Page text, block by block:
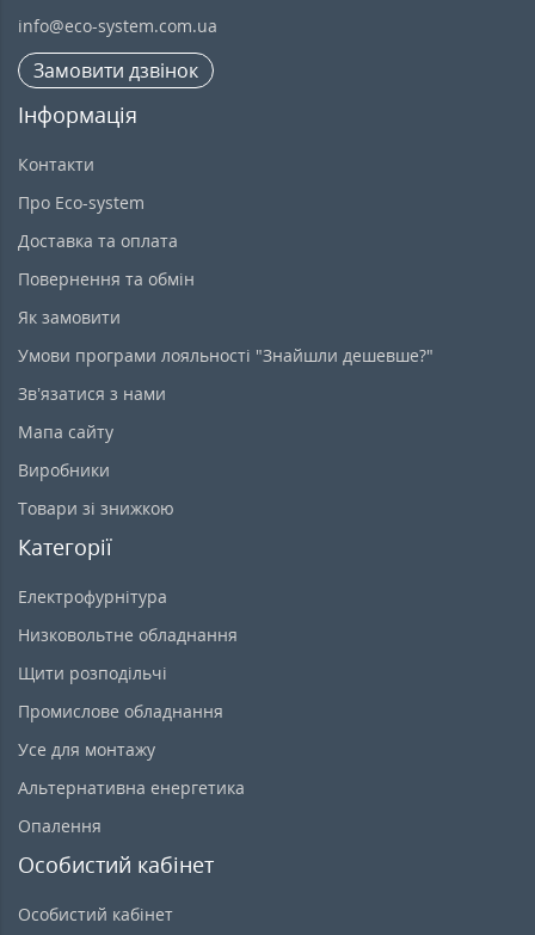
info@eco-system.com.ua
Замовити дзвінок
Інформація
Контакти
Про Eco-system
Доставка та оплата
Повернення та обмін
Як замовити
Умови програми лояльності "Знайшли дешевше?"
Зв’язатися з нами
Мапа сайту
Виробники
Товари зі знижкою
Категорії
Електрофурнітура
Низковольтне обладнання
Щити розподільчі
Промислове обладнання
Усе для монтажу
Альтернативна енергетика
Опалення
Особистий кабінет
Особистий кабінет